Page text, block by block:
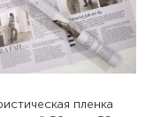
пленка